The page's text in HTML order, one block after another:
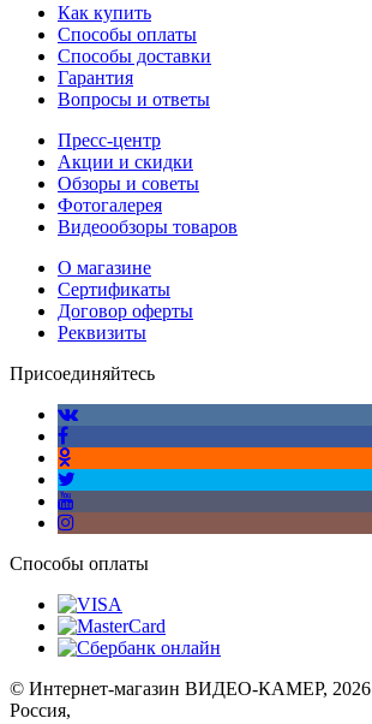
Как купить
Способы оплаты
Способы доставки
Гарантия
Вопросы и ответы
Пресс-центр
Акции и скидки
Обзоры и советы
Фотогалерея
Видеообзоры товаров
О магазине
Сертификаты
Договор оферты
Реквизиты
Присоединяйтесь
Способы оплаты
© Интернет-магазин ВИДЕО-КАМЕР, 2026
Россия,